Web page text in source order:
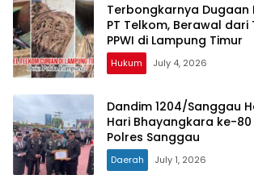
Terbongkarnya Dugaan
PT Telkom, Berawal dari
PPWI di Lampung Timur
Hukum July 4, 2026
Dandim 1204/Sanggau
Hari Bhayangkara ke-
Polres Sanggau
Daerah July 1, 2026